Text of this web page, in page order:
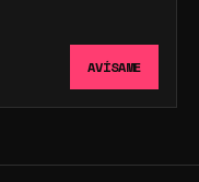
AVÍSAME